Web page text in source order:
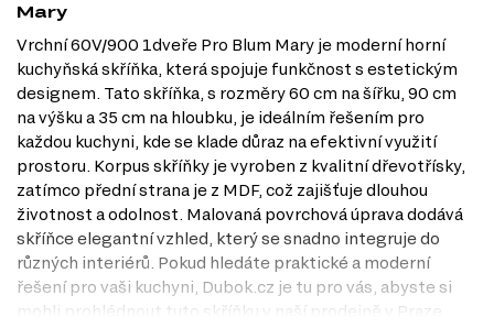
Mary
Vrchní 60V/900 1dveře Pro Blum Mary je moderní horní
kuchyňská skříňka, která spojuje funkčnost s estetickým
designem. Tato skříňka, s rozměry 60 cm na šířku, 90 cm
na výšku a 35 cm na hloubku, je ideálním řešením pro
každou kuchyni, kde se klade důraz na efektivní využití
prostoru. Korpus skříňky je vyroben z kvalitní dřevotřísky,
zatímco přední strana je z MDF, což zajišťuje dlouhou
životnost a odolnost. Malovaná povrchová úprava dodává
skříňce elegantní vzhled, který se snadno integruje do
různých interiérů. Pokud hledáte praktické a moderní
řešení pro vaši kuchyni, Dubok.cz je tu pro vás, abyste si
mohli prohlédnout tuto skříňku v naší prodejně v Praze.